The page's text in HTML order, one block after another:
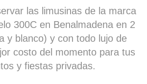
las limusinas de la marca
300C en Benalmadena en 2
y blanco) y con todo lujo de
costo del momento para tus
y fiestas privadas.